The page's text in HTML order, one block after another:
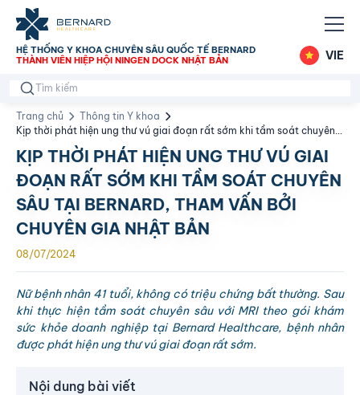
HỆ THỐNG Y KHOA CHUYÊN SÂU QUỐC TẾ BERNARD
THÀNH VIÊN HIỆP HỘI NINGEN DOCK NHẬT BẢN
VIE
Trang chủ
Thông tin Y khoa
Kịp thời phát hiện ung thư vú giai đoạn rất sớm khi tầm soát chuyên
sâu tại Bernard, tham vấn bởi chuyên gia Nhật Bản
KỊP THỜI PHÁT HIỆN UNG THƯ VÚ GIAI
ĐOẠN RẤT SỚM KHI TẦM SOÁT CHUYÊN
SÂU TẠI BERNARD, THAM VẤN BỞI
CHUYÊN GIA NHẬT BẢN
08/07/2024
Nữ bệnh nhân 41 tuổi, không có triệu chứng bất thường. Sau
khi thực hiện tầm soát chuyên sâu với MRI theo gói khám
sức khỏe doanh nghiệp tại Bernard Healthcare, bệnh nhân
được phát hiện ung thư vú giai đoạn rất sớm.
Nội dung bài viết